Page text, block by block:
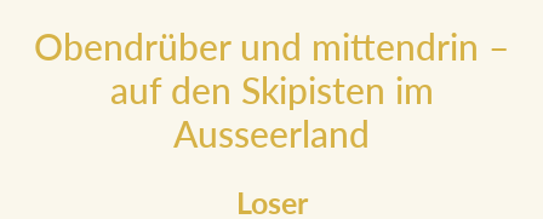
Obendrüber und mittendrin –
auf den Skipisten im
Ausseerland
Loser